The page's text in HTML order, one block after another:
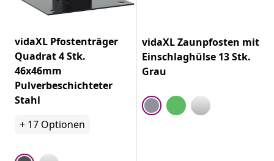
vidaXL Pfostenträger
Quadrat 4 Stk.
46x46mm
Pulverbeschichteter
Stahl
+ 17 Optionen
vidaXL Zaunpfosten mit
Einschlaghülse 13 Stk.
Grau